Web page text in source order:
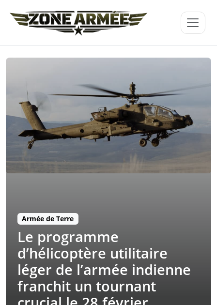
Armée de Terre
Le programme
d’hélicoptère utilitaire
léger de l’armée indienne
franchit un tournant